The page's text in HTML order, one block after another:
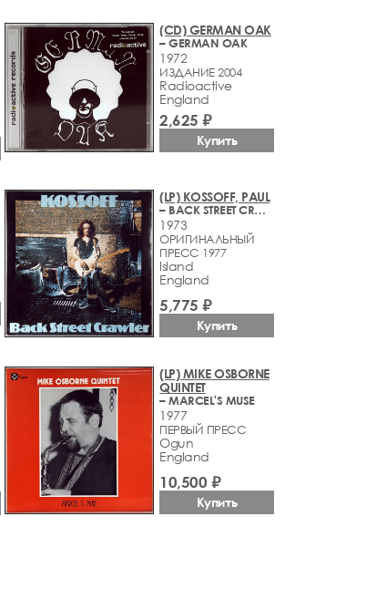
(CD) GERMAN OAK
– GERMAN OAK
1972
ИЗДАНИЕ 2004
Radioactive
England
2,625 ₽
Купить
(LP) KOSSOFF, PAUL
– BACK STREET CRAWLER
1973
ОРИГИНАЛЬНЫЙ
ПРЕСС 1977
Island
England
5,775 ₽
Купить
(LP) MIKE OSBORNE
QUINTET
– MARCEL'S MUSE
1977
ПЕРВЫЙ ПРЕСС
Ogun
England
10,500 ₽
Купить